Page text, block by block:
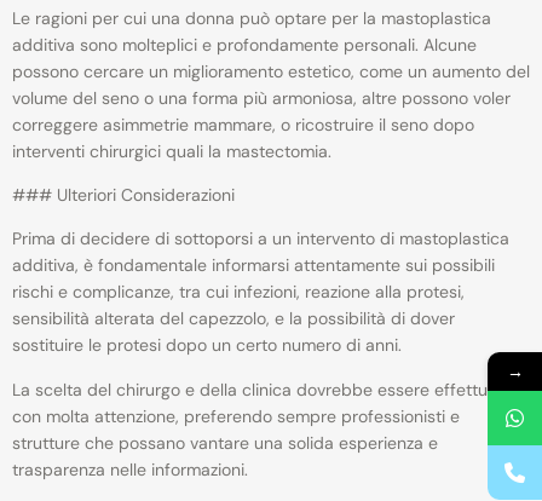
Le ragioni per cui una donna può optare per la mastoplastica
additiva sono molteplici e profondamente personali. Alcune
possono cercare un miglioramento estetico, come un aumento del
volume del seno o una forma più armoniosa, altre possono voler
correggere asimmetrie mammare, o ricostruire il seno dopo
interventi chirurgici quali la mastectomia.
### Ulteriori Considerazioni
Prima di decidere di sottoporsi a un intervento di mastoplastica
additiva, è fondamentale informarsi attentamente sui possibili
rischi e complicanze, tra cui infezioni, reazione alla protesi,
sensibilità alterata del capezzolo, e la possibilità di dover
sostituire le protesi dopo un certo numero di anni.
La scelta del chirurgo e della clinica dovrebbe essere effettuata
con molta attenzione, preferendo sempre professionisti e
strutture che possano vantare una solida esperienza e
trasparenza nelle informazioni.
→